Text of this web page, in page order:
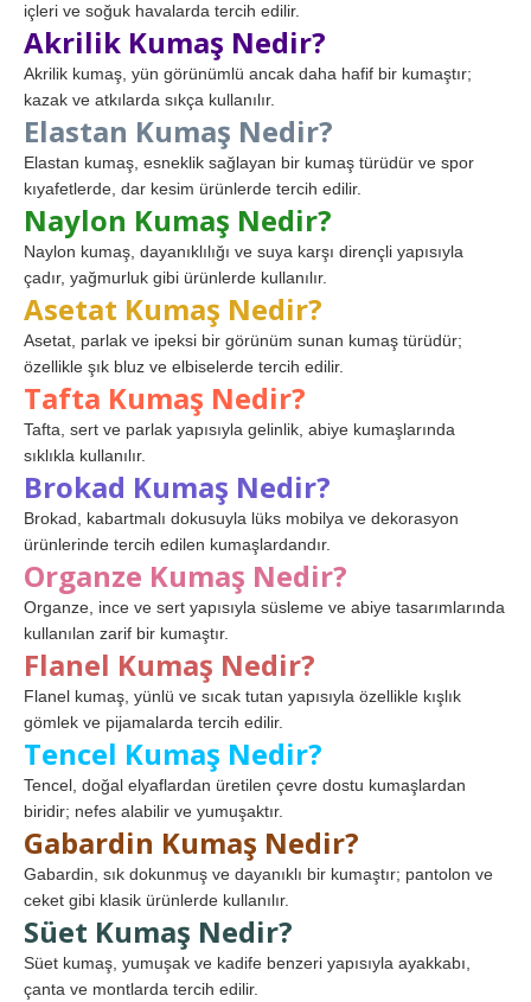
içleri ve soğuk havalarda tercih edilir.
Akrilik Kumaş Nedir?
Akrilik kumaş, yün görünümlü ancak daha hafif bir kumaştır;
kazak ve atkılarda sıkça kullanılır.
Elastan Kumaş Nedir?
Elastan kumaş, esneklik sağlayan bir kumaş türüdür ve spor
kıyafetlerde, dar kesim ürünlerde tercih edilir.
Naylon Kumaş Nedir?
Naylon kumaş, dayanıklılığı ve suya karşı dirençli yapısıyla
çadır, yağmurluk gibi ürünlerde kullanılır.
Asetat Kumaş Nedir?
Asetat, parlak ve ipeksi bir görünüm sunan kumaş türüdür;
özellikle şık bluz ve elbiselerde tercih edilir.
Tafta Kumaş Nedir?
Tafta, sert ve parlak yapısıyla gelinlik, abiye kumaşlarında
sıklıkla kullanılır.
Brokad Kumaş Nedir?
Brokad, kabartmalı dokusuyla lüks mobilya ve dekorasyon
ürünlerinde tercih edilen kumaşlardandır.
Organze Kumaş Nedir?
Organze, ince ve sert yapısıyla süsleme ve abiye tasarımlarında
kullanılan zarif bir kumaştır.
Flanel Kumaş Nedir?
Flanel kumaş, yünlü ve sıcak tutan yapısıyla özellikle kışlık
gömlek ve pijamalarda tercih edilir.
Tencel Kumaş Nedir?
Tencel, doğal elyaflardan üretilen çevre dostu kumaşlardan
biridir; nefes alabilir ve yumuşaktır.
Gabardin Kumaş Nedir?
Gabardin, sık dokunmuş ve dayanıklı bir kumaştır; pantolon ve
ceket gibi klasik ürünlerde kullanılır.
Süet Kumaş Nedir?
Süet kumaş, yumuşak ve kadife benzeri yapısıyla ayakkabı,
çanta ve montlarda tercih edilir.